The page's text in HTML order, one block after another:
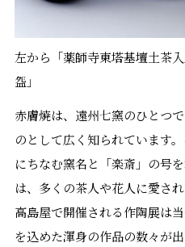
左から「薬師寺東塔基壇土茶
盌」
赤膚焼は、遠州七窯のひとつ
のとして広く知られています
にちなむ窯名と「楽斎」の号
は、多くの茶人や花人に愛さ
高島屋で開催される作陶展は
を込めた渾身の作品の数々が